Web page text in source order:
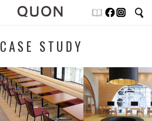
CASE STUDY